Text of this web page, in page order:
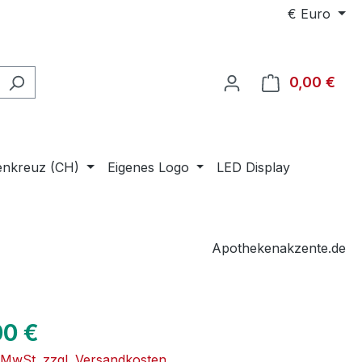
€ Euro
0,00 €
(CH) Eigenes Logo LED Display
Apothekenakzente.de
€